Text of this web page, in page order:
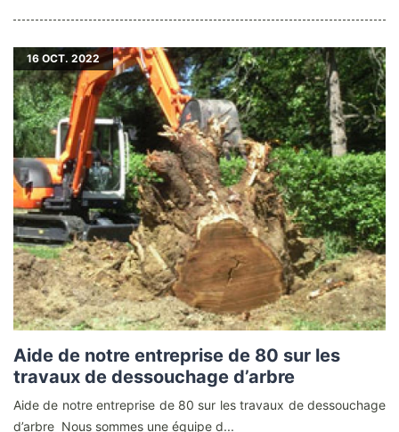
16 OCT. 2022
Aide de notre entreprise de 80 sur les
travaux de dessouchage d’arbre
Aide de notre entreprise de 80 sur les travaux de dessouchage
d’arbre Nous sommes une équipe d...